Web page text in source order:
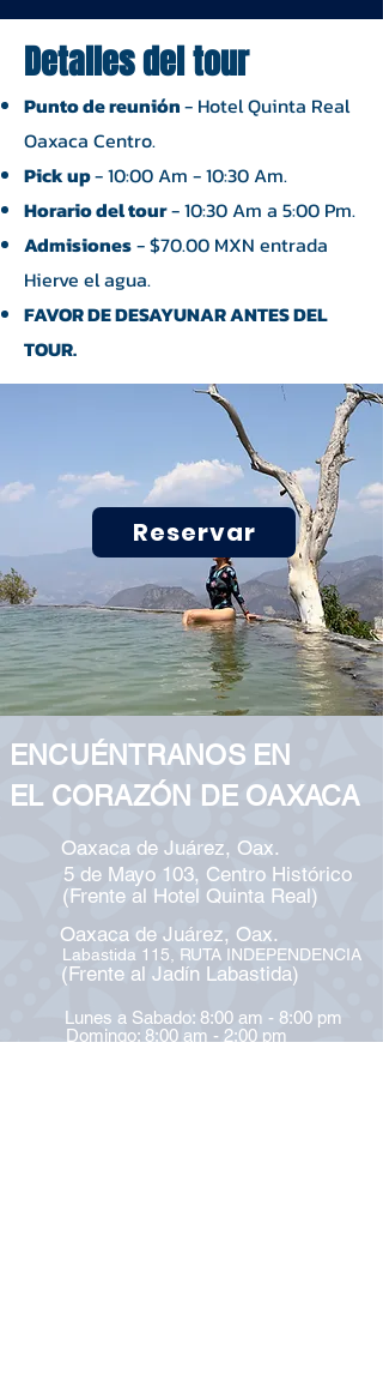
Detalles del tour
Punto de reunión- Hotel Quinta Real
Oaxaca Centro.
Pick up- 10:00 Am - 10:30 Am.
Horario del tour- 10:30 Am a 5:00 Pm.
​Admisiones- $70.00 MXN entrada
Hierve el agua.
FAVOR DE DESAYUNAR ANTES DEL
TOUR.
Reservar
ENCUÉNTRANOS EN
EL CORAZÓN DE OAXACA
Oaxaca de Juárez, Oax.
(Frente al Hotel Quinta Real)
5 de Mayo 103, Centro Histórico
Oaxaca de Juárez, Oax.
(Frente al Jadín Labastida)
Labastida 115, RUTA INDEPENDENCIA
Lunes a Sabado: 8:00 am - 8:00 pm
Domingo: 8:00 am - 2:00 pm